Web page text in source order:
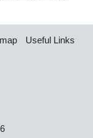
Useful Links